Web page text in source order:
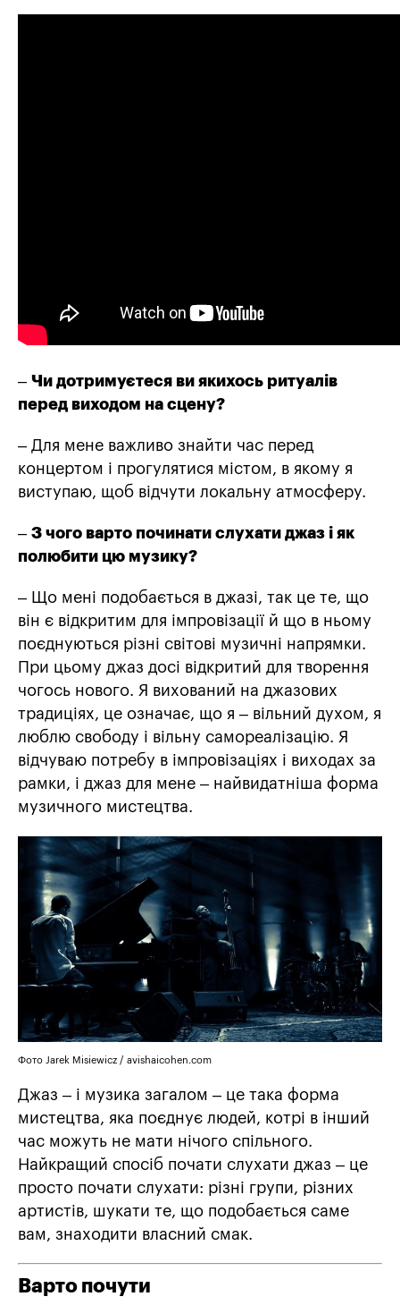
– Чи дотримуєтеся ви якихось ритуалів
перед виходом на сцену?
– Для мене важливо знайти час перед
концертом і прогулятися містом, в якому я
виступаю, щоб відчути локальну атмосферу.
– З чого варто починати слухати джаз і як
полюбити цю музику?
– Що мені подобається в джазі, так це те, що
він є відкритим для імпровізації й що в ньому
поєднуються різні світові музичні напрямки.
При цьому джаз досі відкритий для творення
чогось нового. Я вихований на джазових
традиціях, це означає, що я – вільний духом, я
люблю свободу і вільну самореалізацію. Я
відчуваю потребу в імпровізаціях і виходах за
рамки, і джаз для мене – найвидатніша форма
музичного мистецтва.
Фото Jarek Misiewicz / avishaicohen.com
Джаз – і музика загалом – це така форма
мистецтва, яка поєднує людей, котрі в інший
час можуть не мати нічого спільного.
Найкращий спосіб почати слухати джаз – це
просто почати слухати: різні групи, різних
артистів, шукати те, що подобається саме
вам, знаходити власний смак.
Варто почути